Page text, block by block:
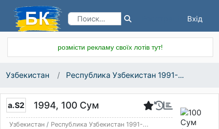
Вхід
розмісти рекламу своїх лотів тут!
Узбекистан Республика Узбекистан 1991-...
a.S2 1994, 100 Сум
Узбекистан/ Республика Узбекистан 1991-...